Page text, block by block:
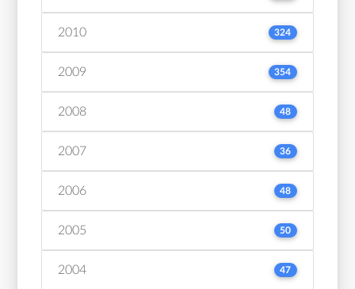
2010 324
2009 354
2008 48
2007 36
2006 48
2005 50
2004 47